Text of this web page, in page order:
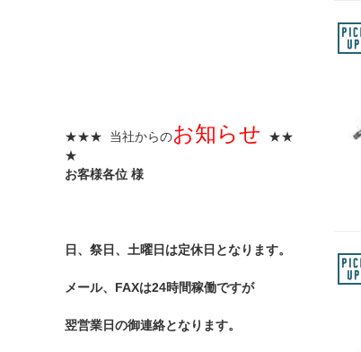
★★★ 当社からのお知らせ
★★
★
お客様各位 様
日、祭日、土曜日は定休日となります。
メール、FAXは24時間稼働ですが
翌営業日の御連絡となります。